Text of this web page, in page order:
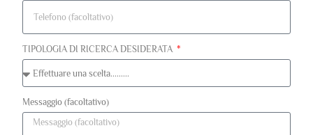
TIPOLOGIA DI RICERCA DESIDERATA
Messaggio (facoltativo)